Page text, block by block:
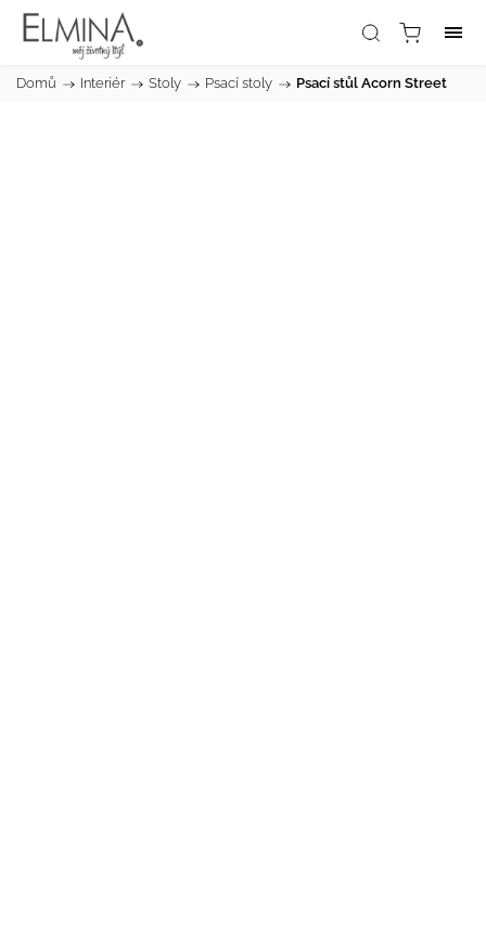
Domů / Interiér / Stoly / Psací stoly / Psací stůl Acorn Street